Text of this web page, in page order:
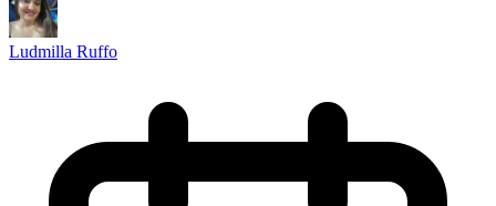
Ludmilla Ruffo